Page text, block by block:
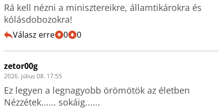
Rá kell nézni a minisztereikre, államtikárokra és
Válasz erre 0 0
zetor00g
2026. július 08. 17:55
Ez legyen a legnagyobb örömötök az életben
Nézzétek...... sokáig......